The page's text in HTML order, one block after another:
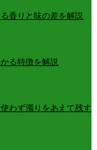
香りと味の差を解説
る特徴を解説
わず濁りをあえて残す